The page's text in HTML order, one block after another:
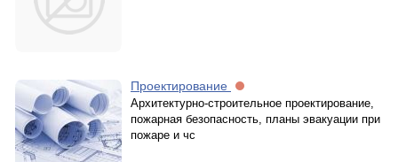
Проектирование
Архитектурно-строительное проектирование,
пожарная безопасность, планы эвакуации при
пожаре и чс